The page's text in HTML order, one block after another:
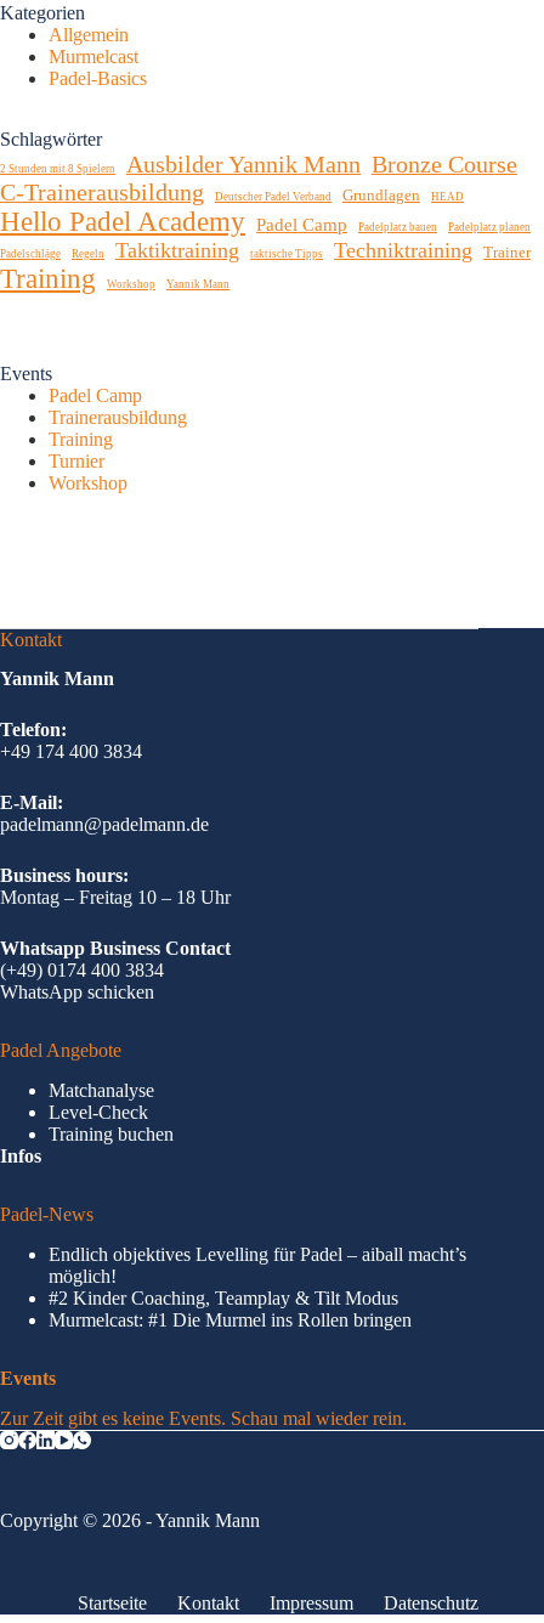
Kategorien
Allgemein
Murmelcast
Padel-Basics
Schlagwörter
2 Stunden mit 8 Spielern Ausbilder Yannik Mann Bronze Course
C-Trainerausbildung
Deutscher Padel Verband Grundlagen HEAD
Hello Padel Academy Padel Camp Padelplatz bauen Padelplatz planen
Padelschläge Regeln Taktiktraining taktische Tipps Techniktraining Trainer
Training Workshop Yannik Mann
Events
Padel Camp
Trainerausbildung
Training
Turnier
Workshop
Kontakt
Yannik Mann
Telefon:
+49 174 400 3834
E-Mail:
padelmann@padelmann.de
Business hours:
Montag – Freitag 10 – 18 Uhr
Whatsapp Business Contact
(+49) 0174 400 3834
WhatsApp schicken
Padel Angebote
Matchanalyse
Level-Check
Training buchen
Infos
Padel-News
Endlich objektives Levelling für Padel – aiball macht’s
möglich!
#2 Kinder Coaching, Teamplay & Tilt Modus
Murmelcast: #1 Die Murmel ins Rollen bringen
Events
Zur Zeit gibt es keine Events. Schau mal wieder rein.
Copyright © 2026 - Yannik Mann
Startseite Kontakt Impressum Datenschutz